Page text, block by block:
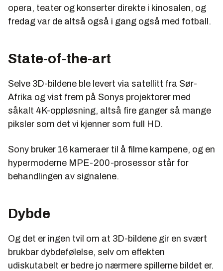
opera, teater og konserter direkte i kinosalen, og
fredag var de altså også i gang også med fotball.
State-of-the-art
Selve 3D-bildene ble levert via satellitt fra Sør-
Afrika og vist frem på Sonys projektorer med
såkalt 4K-oppløsning, altså fire ganger så mange
piksler som det vi kjenner som full HD.
Sony bruker 16 kameraer til å filme kampene, og en
hypermoderne MPE-200-prosessor står for
behandlingen av signalene.
Dybde
Og det er ingen tvil om at 3D-bildene gir en svært
brukbar dybdefølelse, selv om effekten
udiskutabelt er bedre jo nærmere spillerne bildet er.